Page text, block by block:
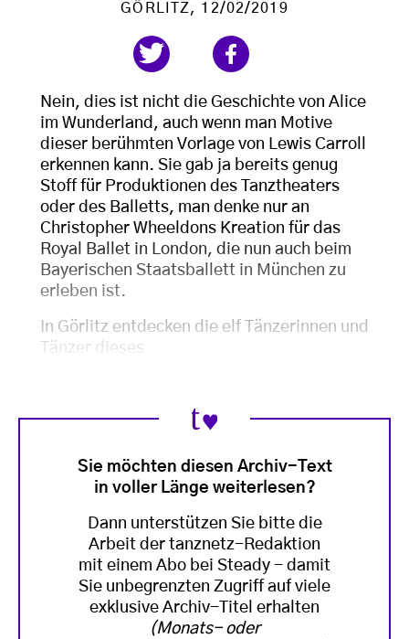
GÖRLITZ , 12/02/2019
Nein, dies ist nicht die Geschichte von Alice
im Wunderland, auch wenn man Motive
dieser berühmten Vorlage von Lewis Carroll
erkennen kann. Sie gab ja bereits genug
Stoff für Produktionen des Tanztheaters
oder des Balletts, man denke nur an
Christopher Wheeldons Kreation für das
Royal Ballet in London, die nun auch beim
Bayerischen Staatsballett in München zu
erleben ist.
In Görlitz entdecken die elf Tänzerinnen und
Tänzer dieses
Sie möchten diesen Archiv-Text
in voller Länge weiterlesen?
Dann unterstützen Sie bitte die
Arbeit der tanznetz-Redaktion
mit einem Abo bei Steady - damit
Sie unbegrenzten Zugriff auf viele
exklusive Archiv-Titel erhalten
(Monats- oder